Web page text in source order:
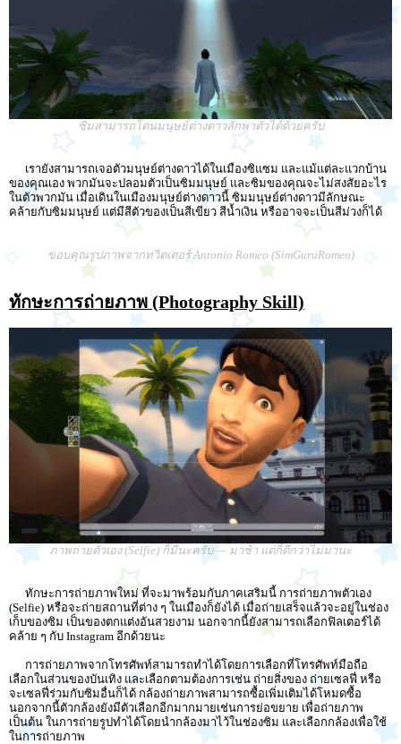
ซิมสามารถโดนมนุษย์ต่างดาวลักพาตัวได้ด้วยครับ
เรายังสามารถเจอตัวมนุษย์ต่างดาวได้ในเมืองซิแซม และแม้แต่ละแวกบ้าน
ของคุณเอง พวกมันจะปลอมตัวเป็นซิมมนุษย์ และซิมของคุณจะไม่สงสัยอะไร
ในตัวพวกมัน เมื่อเดินในเมืองมนุษย์ต่างดาวนี้ ซิมมนุษย์ต่างดาวมีลักษณะ
คล้ายกับซิมมนุษย์ แต่มีสีตัวของเป็นสีเขียว สีน้ำเงิน หรืออาจจะเป็นสีม่วงก็ได้
ขอบคุณรูปภาพจากทวิตเตอร์ Antonio Romeo (SimGuruRomeo)
ทักษะการถ่ายภาพ (Photography Skill)
ภาพถ่ายตัวเอง (Selfie) ก็มีนะครับ — มาช้า แต่ก็ดีกว่าไม่มานะ
ทักษะการถ่ายภาพใหม่ ที่จะมาพร้อมกับภาคเสริมนี้ การถ่ายภาพตัวเอง
(Selfie) หรือจะถ่ายสถานที่ต่าง ๆ ในเมืองก็ยังได้ เมื่อถ่ายเสร็จแล้วจะอยู่ในช่อง
เก็บของซิม เป็นของตกแต่งอันสวยงาม นอกจากนี้ยังสามารถเลือกฟิลเตอร์ได้
คล้าย ๆ กับ Instagram อีกด้วยนะ
การถ่ายภาพจากโทรศัพท์สามารถทำได้โดยการเลือกที่โทรศัพท์มือถือ
เลือกในส่วนของบันเทิง และเลือกตามต้องการเช่น ถ่ายสิ่งของ ถ่ายเซลฟี่ หรือ
จะเซลฟี่ร่วมกับซิมอื่นก็ได้ กล้องถ่ายภาพสามารถซื้อเพิ่มเติมได้โหมดซื้อ
นอกจากนี้ตัวกล้องยังมีตัวเลือกอีกมากมายเช่นการย่อขยาย เพื่อถ่ายภาพ
เป็นต้น ในการถ่ายรูปทำได้โดยนำกล้องมาไว้ในช่องซิม และเลือกกล้องเพื่อใช้
ในการถ่ายภาพ